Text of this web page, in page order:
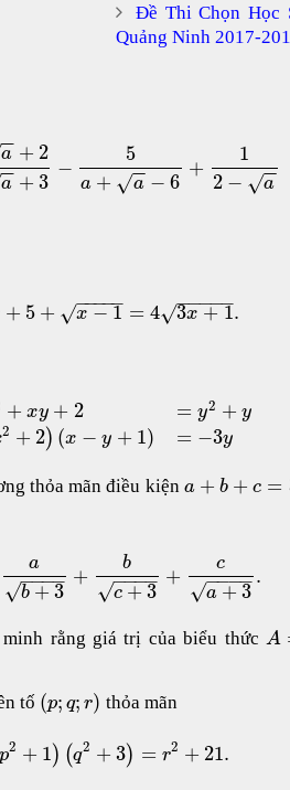
Đề Thi Chọn Học
Quảng Ninh 2017-
a
−
− + 2
a
−
−+ 3
−
5
a + a
−
−
√ − 6
+
1
2 − a
−
−
√
+ 5 + x −1
− −
−−−
√ = 4 3x +1
− −
−−−
√ .
+ xy + 2
2 + 2) (x − y + 1)
= y2 + y
= −3y
thỏa mãn điều kiệna + b + c =
a
b + 3
− −
−−
√
+
b
c + 3
− −
−−
√
+
c
a + 3
− −
−−
√
.
minh rằng giá trị của biểu thứcA
tố (p; q; r) thỏa mãn
p2 + 1) (q2 + 3) = r2 + 21.